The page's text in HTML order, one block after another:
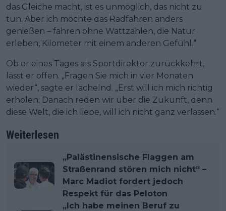
das Gleiche macht, ist es unmöglich, das nicht zu
tun. Aber ich möchte das Radfahren anders
genießen – fahren ohne Wattzahlen, die Natur
erleben, Kilometer mit einem anderen Gefühl.“
Ob er eines Tages als Sportdirektor zurückkehrt,
lässt er offen. „Fragen Sie mich in vier Monaten
wieder“, sagte er lächelnd. „Erst will ich mich richtig
erholen. Danach reden wir über die Zukunft, denn
diese Welt, die ich liebe, will ich nicht ganz verlassen.“
Weiterlesen
„Palästinensische Flaggen am
Straßenrand stören mich nicht“ –
Marc Madiot fordert jedoch
Respekt für das Peloton
„Ich habe meinen Beruf zu